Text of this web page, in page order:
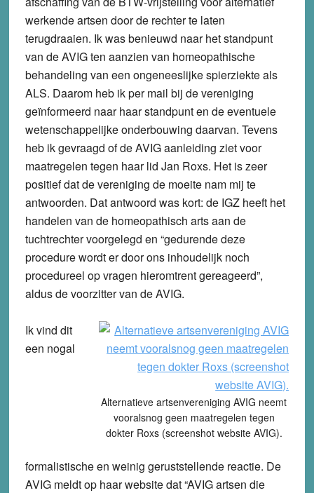
werkende artsen door de rechter te laten
terugdraaien. Ik was benieuwd naar het standpunt
van de AVIG ten aanzien van homeopathische
behandeling van een ongeneeslijke spierziekte als
ALS. Daarom heb ik per mail bij de vereniging
geïnformeerd naar haar standpunt en de eventuele
wetenschappelijke onderbouwing daarvan. Tevens
heb ik gevraagd of de AVIG aanleiding ziet voor
maatregelen tegen haar lid Jan Roxs. Het is zeer
positief dat de vereniging de moeite nam mij te
antwoorden. Dat antwoord was kort: de IGZ heeft het
handelen van de homeopathisch arts aan de
tuchtrechter voorgelegd en “gedurende deze
procedure wordt er door ons inhoudelijk noch
procedureel op vragen hieromtrent gereageerd”,
aldus de voorzitter van de AVIG.
Alternatieve artsenvereniging AVIG neemt
vooralsnog geen maatregelen tegen
dokter Roxs (screenshot website AVIG).
Ik vind dit
een nogal
formalistische en weinig geruststellende reactie. De
AVIG meldt op haar website dat “AVIG artsen die